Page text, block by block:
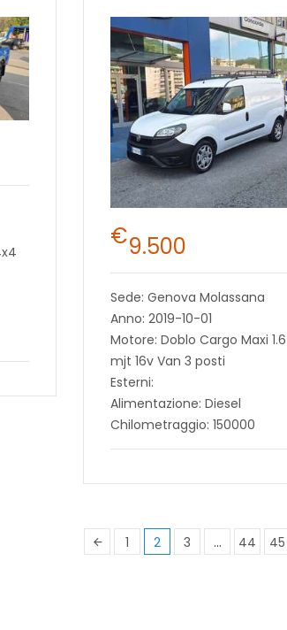
€9.500
Sede: Genova Molassana
Anno: 2019-10-01
Motore: Doblo Cargo Maxi 1.6
mjt 16v Van 3 posti
Esterni:
Alimentazione: Diesel
Chilometraggio: 150000
1 2 3 … 44 45